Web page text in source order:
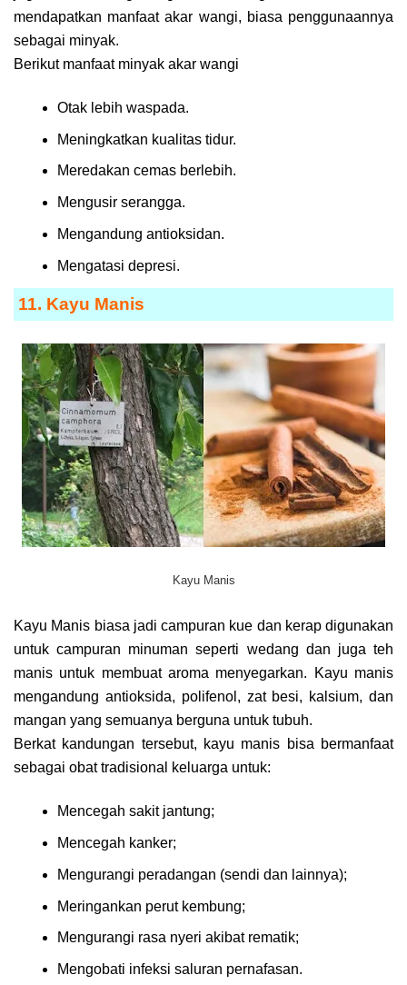
mendapatkan manfaat akar wangi, biasa penggunaannya
sebagai minyak.
Berikut manfaat minyak akar wangi
Otak lebih waspada.
Meningkatkan kualitas tidur.
Meredakan cemas berlebih.
Mengusir serangga.
Mengandung antioksidan.
Mengatasi depresi.
11. Kayu Manis
Kayu Manis
Kayu Manis biasa jadi campuran kue dan kerap digunakan
untuk campuran minuman seperti wedang dan juga teh
manis untuk membuat aroma menyegarkan. Kayu manis
mengandung antioksida, polifenol, zat besi, kalsium, dan
mangan yang semuanya berguna untuk tubuh.
Berkat kandungan tersebut, kayu manis bisa bermanfaat
sebagai obat tradisional keluarga untuk:
Mencegah sakit jantung;
Mencegah kanker;
Mengurangi peradangan (sendi dan lainnya);
Meringankan perut kembung;
Mengurangi rasa nyeri akibat rematik;
Mengobati infeksi saluran pernafasan.